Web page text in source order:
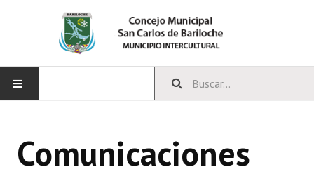
CONCEJO
Comunicaciones